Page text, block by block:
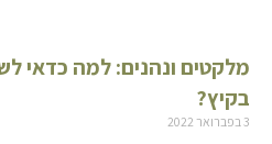
מלקטים ונהנים: למה כדאי
בקיץ?
3 בפברואר 2022